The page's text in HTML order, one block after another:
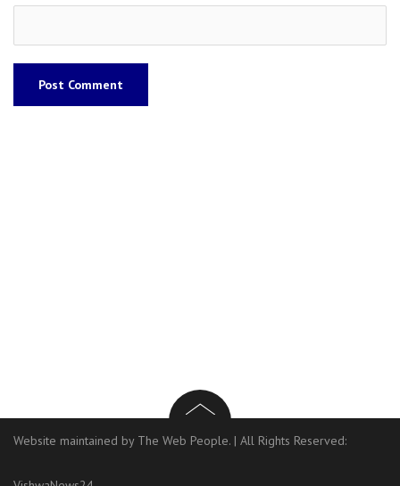
Website maintained by The Web People. | All Rights Reserved: